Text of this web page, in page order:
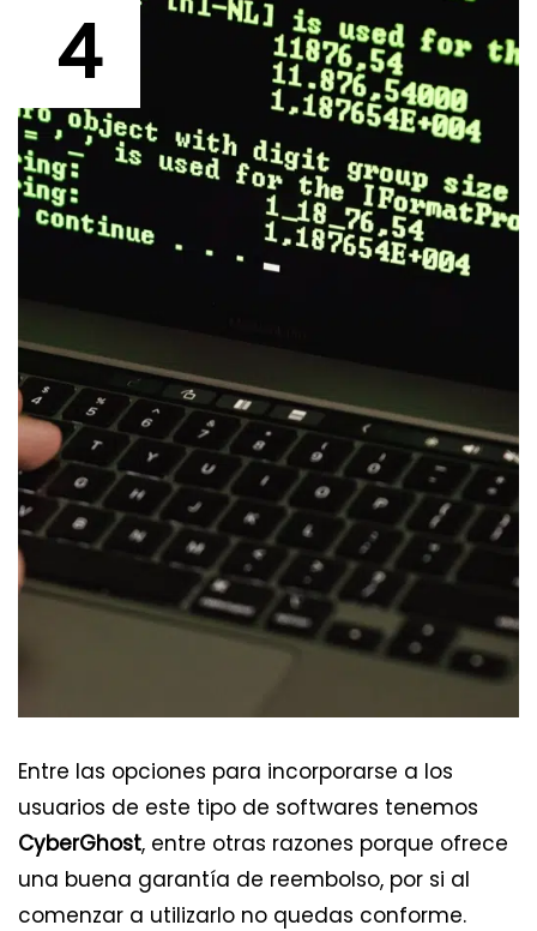
4
Entre las opciones para incorporarse a los
usuarios de este tipo de softwares tenemos
CyberGhost, entre otras razones porque ofrece
una buena garantía de reembolso, por si al
comenzar a utilizarlo no quedas conforme.